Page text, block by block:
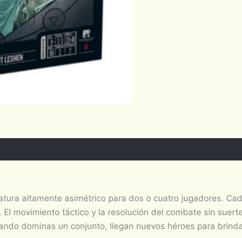
altamente asimétrico para dos o cuatro jugadores.
movimiento táctico y la resolución del combate sin
dominas un conjunto, llegan nuevos héroes para